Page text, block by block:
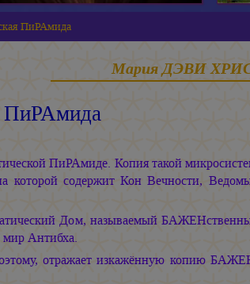
ПиРАмида
Мария ДЭВИ
ПиРАмида
ПиРАмиде. Копия такой
содержит Кон Вечности,
Дом, называемый
Антибха.
отражает изкажённую копию